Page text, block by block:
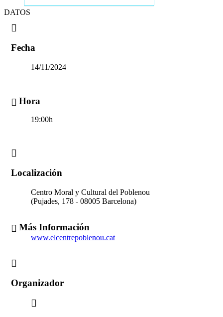
DATOS
Fecha
14/11/2024
Hora
19:00h
Localización
Centro Moral y Cultural del Poblenou
(Pujades, 178 - 08005 Barcelona)
Más Información
www.elcentrepoblenou.cat
Organizador